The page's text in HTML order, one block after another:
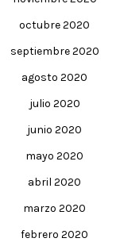
octubre 2020
septiembre 2020
agosto 2020
julio 2020
junio 2020
mayo 2020
abril 2020
marzo 2020
febrero 2020